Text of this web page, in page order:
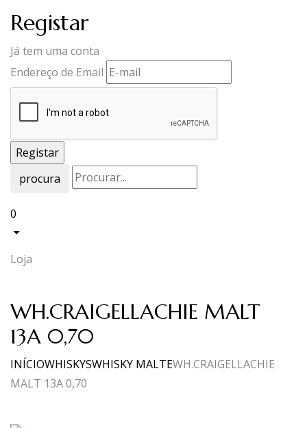
Registar
Já tem uma conta
Endereço de Email
procura
0
Loja
WH.CRAIGELLACHIE MALT
13A 0,70
INÍCIOWHISKYSWHISKY MALTEWH.CRAIGELLACHIE
MALT 13A 0,70